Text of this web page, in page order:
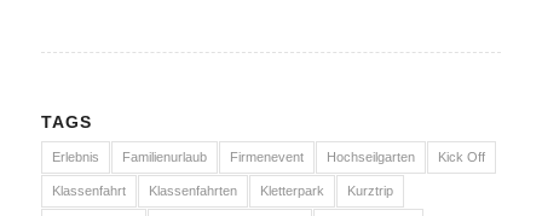
TAGS
Erlebnis Familienurlaub Firmenevent Hochseilgarten Kick Off
Klassenfahrt Klassenfahrten Kletterpark Kurztrip